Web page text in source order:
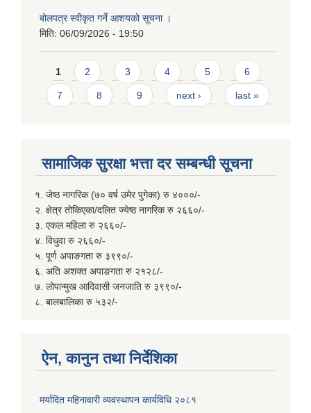
बोलपत्र स्वीकृत गर्ने आशयको सूचना ।
मिति: 06/09/2026 - 19:50
Pages
1 2 3 4 5 6
7 8 9 next › last »
सामाजिक सुरक्षा भत्ता दर सम्बन्धी सूचना
१. जेष्ठ नागरिक (७० वर्ष उमेर पुगेका) रु ४०००/-
२. क्षेत्र तोकिएका/दलित ज्येष्ठ नागरिक रु २६६०/-
३. एकल महिला रु २६६०/-
४. विधुवा रु २६६०/-
५. पूर्ण अपाङगता रु ३९९०/-
६. अति अशक्त अपाङगता रु २१२८/-
७. लोपान्मुख आदिवासी जनजाति रु ३९९०/-
८. बालबालिका रु ५३२/-
ऐन, कानुन तथा निर्देशिका
मर्यादित महिनावारी व्यवस्थापन कार्यविधि २०८१